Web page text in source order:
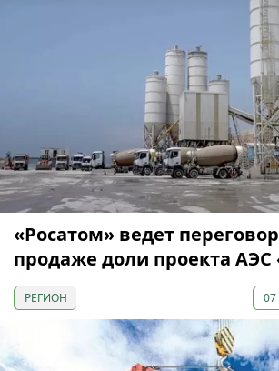
«Росатом» ведет
продаже доли проекта
РЕГИОН 07